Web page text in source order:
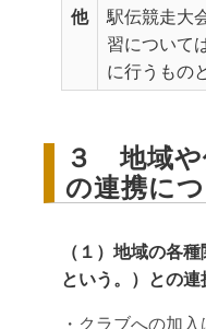
他
駅伝競走大
習について
に行うもの
３ 地域や
の連携に
（１）地域の各
という。）との連
・クラブへの加